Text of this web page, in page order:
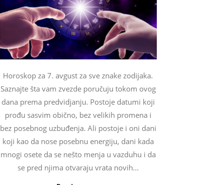
Horoskop za 7. avgust za sve znake zodijaka.
Saznajte šta vam zvezde poručuju tokom ovog
dana prema predvidjanju. Postoje datumi koji
prođu sasvim obično, bez velikih promena i
bez posebnog uzbuđenja. Ali postoje i oni dani
koji kao da nose posebnu energiju, dani kada
mnogi osete da se nešto menja u vazduhu i da
se pred njima otvaraju vrata novih...